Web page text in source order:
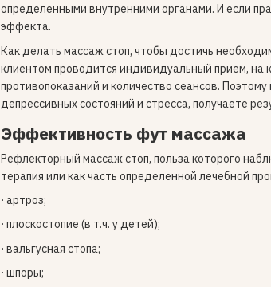
определенными внутренними органами. И если
эффекта.
Как делать массаж стоп, чтобы достичь
клиентом проводится индивидуальный прием, на
противопоказаний и количество сеансов.
депрессивных состояний и стресса, получаете
Эффективность фут массажа
Рефлекторный массаж стоп, польза которого
терапия или как часть определенной лечебной
· артроз;
· плоскостопие (в т.ч. у детей);
· вальгусная стопа;
· шпоры;